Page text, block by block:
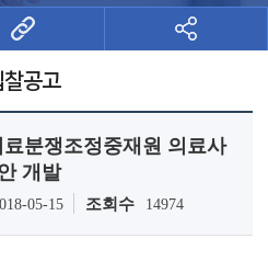
찰공고
분쟁조정중재원 의료사
개발
05-15 조회수 14974